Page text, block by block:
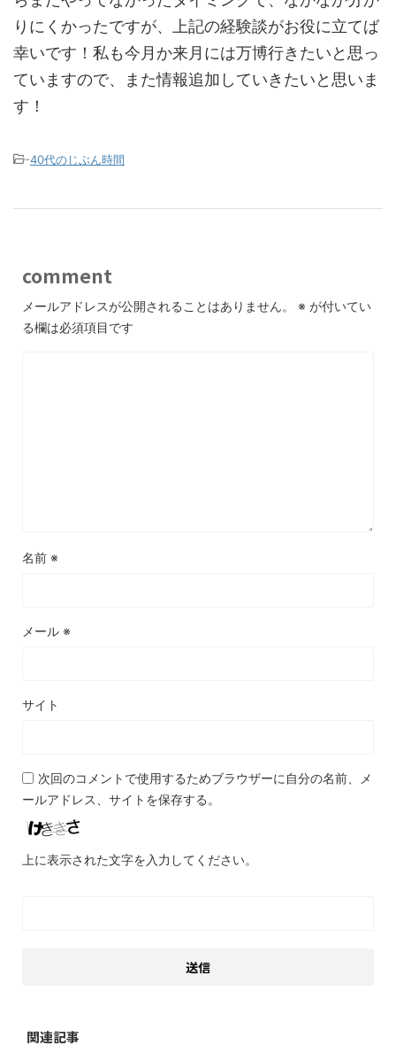
りにくかったですが、上記の経験談がお役に立てば
幸いです！私も今月か来月には万博行きたいと思っ
ていますので、また情報追加していきたいと思いま
す！
-40代のじぶん時間
comment
メールアドレスが公開されることはありません。 ※ が付いてい
る欄は必須項目です
名前 ※
メール ※
サイト
次回のコメントで使用するためブラウザーに自分の名前、メ
ールアドレス、サイトを保存する。
上に表示された文字を入力してください。
関連記事